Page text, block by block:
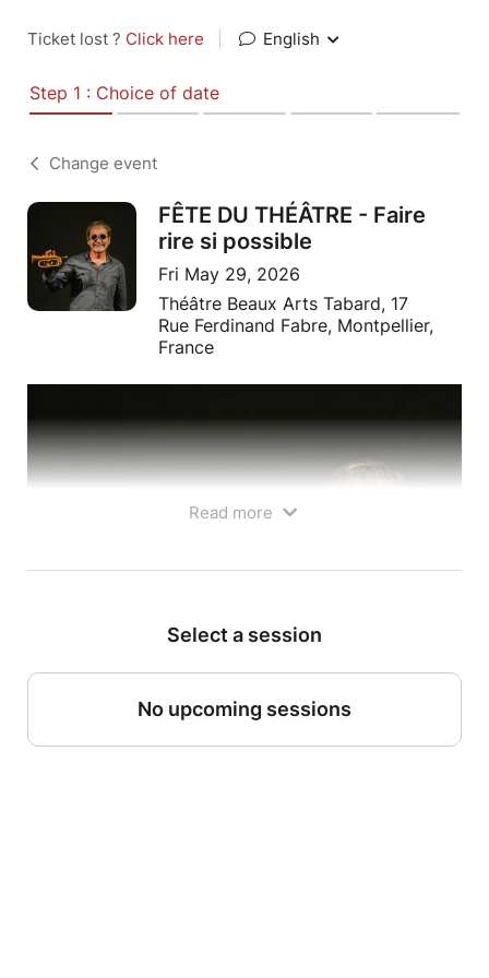
Ticket lost ? Click here English
Step 1 : Choice of date
Change event
FÊTE DU THÉÂTRE - Faire
rire si possible
Fri May 29, 2026
Théâtre Beaux Arts Tabard, 17
Rue Ferdinand Fabre, Montpellier,
France
Read more
Select a session
No upcoming sessions